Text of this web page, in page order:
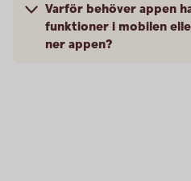
Varför behöver appen
funktioner i mobilen
ner appen?